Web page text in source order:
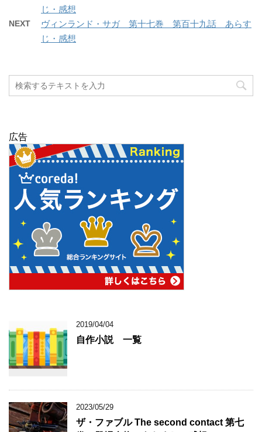
じ・感想
NEXT
ヴィンランド・サガ 第十七巻 第百十九話 あらす
じ・感想
広告
2019/04/04
自作小説 一覧
2023/05/29
ザ・ファブル The second contact 第七